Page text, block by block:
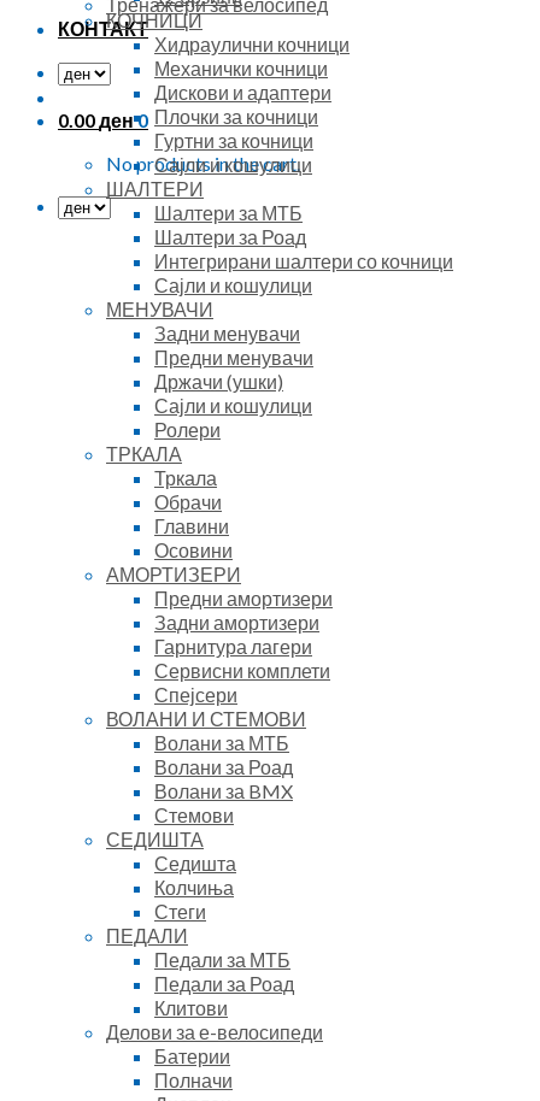
КОНТАКТ
0.00 ден 0
No products in the cart.
КОЧНИЦИ
Хидраулични кочници
Механички кочници
Дискови и адаптери
Плочки за кочници
Гуртни за кочници
Сајли и кошулици
ШАЛТЕРИ
Шалтери за МТБ
Шалтери за Роад
Интегрирани шалтери со кочници
Сајли и кошулици
МЕНУВАЧИ
Задни менувачи
Предни менувачи
Држачи (ушки)
Сајли и кошулици
Ролери
ТРКАЛА
Тркала
Обрачи
Главини
Осовини
АМОРТИЗЕРИ
Предни амортизери
Задни амортизери
Гарнитура лагери
Сервисни комплети
Спејсери
ВОЛАНИ И СТЕМОВИ
Волани за МТБ
Волани за Роад
Волани за BMX
Стемови
СЕДИШТА
Седишта
Колчиња
Стеги
ПЕДАЛИ
Педали за МТБ
Педали за Роад
Клитови
Делови за е-велосипеди
Батерии
Полначи